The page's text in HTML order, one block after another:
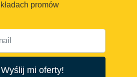
promów
Wyślij mi oferty!